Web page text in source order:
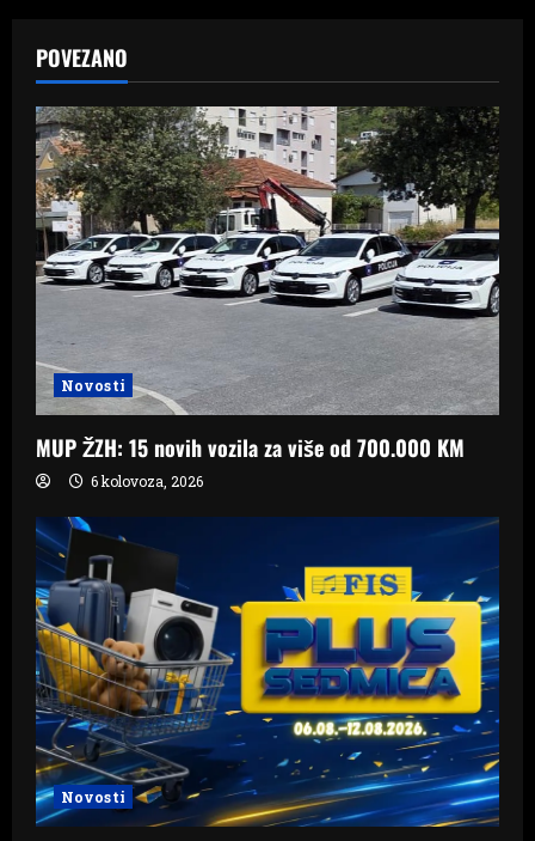
v
i
g
a
t
o
n
POVEZANO
Novosti
MUP ŽZH: 15 novih vozila za više od 700.000 KM
6 kolovoza, 2026
Novosti